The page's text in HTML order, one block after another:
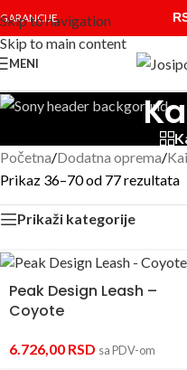
Skip to navigation
Skip to main content
GARANCIJE
MENI
Početna/Dodatna oprema/
Prikaz 36–70 od 77 rezultata
Prikaži kategorije
Peak Design Leash –
Coyote
6.726,00 RSD sa PDV-om